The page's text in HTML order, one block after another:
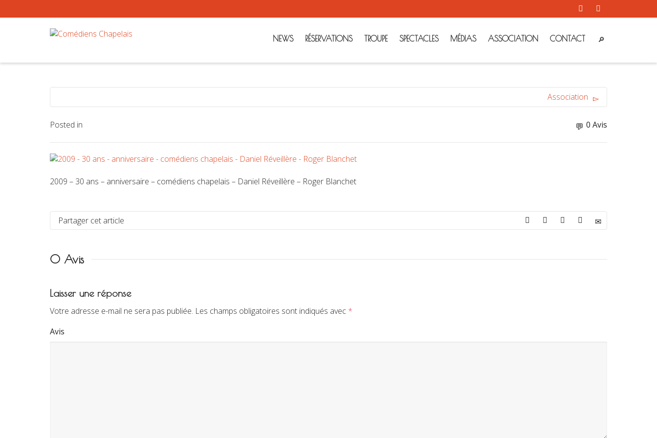
NEWS RÉSERVATIONS TROUPE SPECTACLES MÉDIAS ASSOCIATION CONTACT
Association
Posted in 0 Avis
2009 – 30 ans – anniversaire – comédiens chapelais – Daniel Réveillère – Roger Blanchet
Partager cet article
0 Avis
Laisser une réponse
Votre adresse e-mail ne sera pas publiée. Les champs obligatoires sont indiqués avec *
Avis